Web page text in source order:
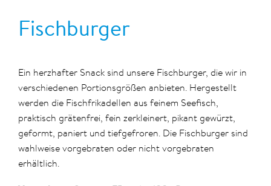
Fischburger
Ein herzhafter Snack sind unsere Fischburger, die wir in
verschiedenen Portionsgrößen anbieten. Hergestellt
werden die Fischfrikadellen aus feinem Seefisch,
praktisch grätenfrei, fein zerkleinert, pikant gewürzt,
geformt, paniert und tiefgefroren. Die Fischburger sind
wahlweise vorgebraten oder nicht vorgebraten
erhältlich.